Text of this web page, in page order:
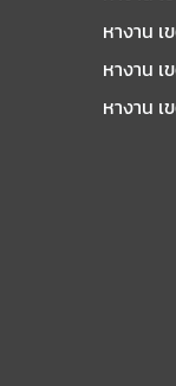
หางาน เ
หางาน เ
หางาน เ